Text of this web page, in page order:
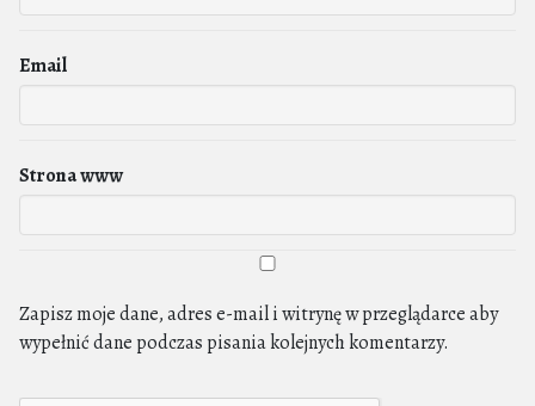
Email
Strona www
Zapisz moje dane, adres e-mail i witrynę w przeglądarce aby
wypełnić dane podczas pisania kolejnych komentarzy.